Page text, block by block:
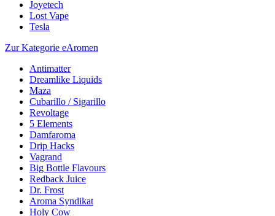
Joyetech
Lost Vape
Tesla
Zur Kategorie eAromen
Antimatter
Dreamlike Liquids
Maza
Cubarillo / Sigarillo
Revoltage
5 Elements
Damfaroma
Drip Hacks
Vagrand
Big Bottle Flavours
Redback Juice
Dr. Frost
Aroma Syndikat
Holy Cow